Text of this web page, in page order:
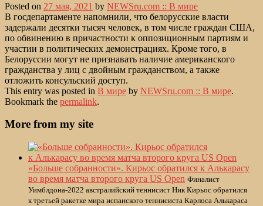
Posted on 27 мая, 2021 by NEWSru.com :: В мире
В госдепартаменте напомнили, что белорусские власти
задержали десятки тысяч человек, в том числе граждан США,
по обвинению в причастности к оппозиционным партиям и
участии в политических демонстрациях. Кроме того, в
Белоруссии могут не признавать наличие американского
гражданства у лиц с двойным гражданством, а также
отложить консульский доступ.
This entry was posted in В мире by NEWSru.com :: В мире.
Bookmark the permalink.
More from my site
«Больше собранности». Кирьос обратился к Алькарасу
во время матча второго круга US Open Финалист
Уимблдона-2022 австралийский теннисист Ник Кирьос обратился
к третьей ракетке мира испанского теннисиста Карлоса Алькараса